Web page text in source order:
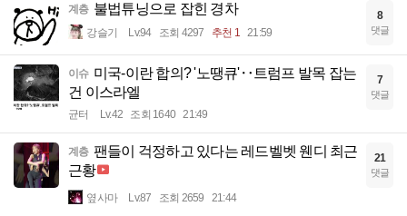
계층 불법튜닝으로 잡힌 경차
강슬기 Lv.94 조회 4297 추천 1 21:59
8
댓글
이슈 미국-이란 합의? '노땡큐'‥트럼프 발목 잡는
건 이스라엘
균터 Lv.42 조회 1640 21:49
7
댓글
계층 팬들이 걱정하고 있다는 레드벨벳 웬디 최근
근황
옆사마 Lv.87 조회 2659 21:44
21
댓글